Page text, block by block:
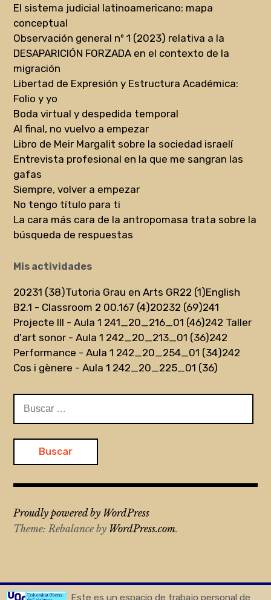
El sistema judicial latinoamericano: mapa
conceptual
Observación general nº 1 (2023) relativa a la
DESAPARICIÓN FORZADA en el contexto de la
migración
Libertad de Expresión y Estructura Académica:
Folio y yo
Boda virtual y despedida temporal
Al final, no vuelvo a empezar
Libro de Meir Margalit sobre la sociedad israelí
Entrevista profesional en la que me sangran las
gafas
Siempre, volver a empezar
No tengo título para ti
La cara más cara de la antropomasa trata sobre la
búsqueda de respuestas
Mis actividades
20231 (38)Tutoria Grau en Arts GR22 (1)English
B2.1 - Classroom 2 00.167 (4)20232 (69)241
Projecte III - Aula 1 241_20_216_01 (46)242 Taller
d'art sonor - Aula 1 242_20_213_01 (36)242
Performance - Aula 1 242_20_254_01 (34)242
Cos i gènere - Aula 1 242_20_225_01 (36)
Proudly powered by WordPress
Theme: Rebalance by WordPress.com.
Este es un espacio de trabajo personal de